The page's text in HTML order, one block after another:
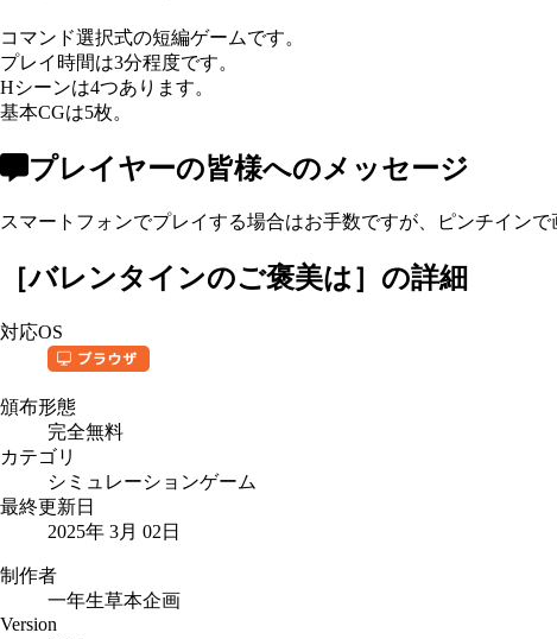
コマンド選択式の短編ゲームです。
プレイ時間は3分程度です。
Hシーンは4つあります。
基本CGは5枚。
プレイヤーの皆様へのメッセージ
スマートフォンでプレイする場合はお手数ですが、ピンチイン
［バレンタインのご褒美は］の詳細
対応OS
頒布形態
完全無料
カテゴリ
シミュレーションゲーム
最終更新日
2025年 3月 02日
制作者
一年生草本企画
Version